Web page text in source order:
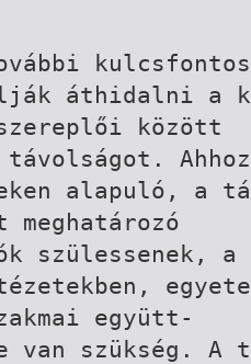
áthidalni
között
alapuló, a
meghatározó
szülessenek,
együtt-
van szükség. A